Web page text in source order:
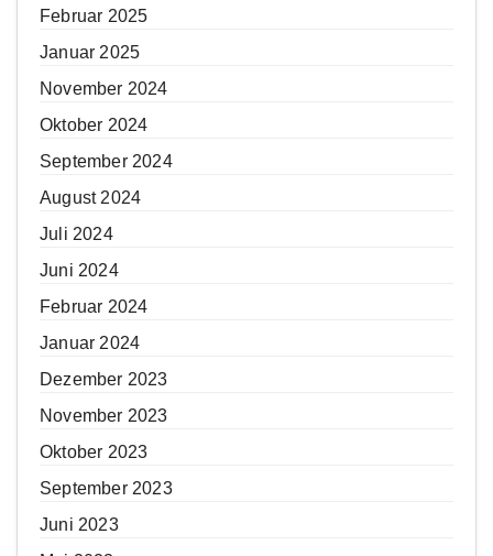
Februar 2025
Januar 2025
November 2024
Oktober 2024
September 2024
August 2024
Juli 2024
Juni 2024
Februar 2024
Januar 2024
Dezember 2023
November 2023
Oktober 2023
September 2023
Juni 2023